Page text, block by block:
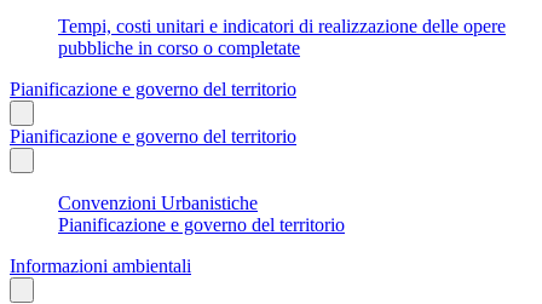
Tempi, costi unitari e indicatori di realizzazione delle opere
pubbliche in corso o completate
Pianificazione e governo del territorio
Pianificazione e governo del territorio
Convenzioni Urbanistiche
Pianificazione e governo del territorio
Informazioni ambientali